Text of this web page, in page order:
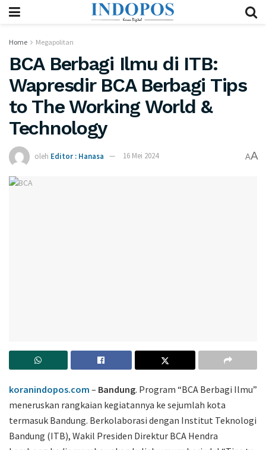
Home Megapolitan
BCA Berbagi Ilmu di ITB:
Wapresdir BCA Berbagi Tips
to The Working World &
Technology
oleh Editor : Hanasa 16 Mei 2024 AA
koranindopos.com – Bandung. Program “BCA Berbagi Ilmu”
meneruskan rangkaian kegiatannya ke sejumlah kota
termasuk Bandung. Berkolaborasi dengan Institut Teknologi
Bandung (ITB), Wakil Presiden Direktur BCA Hendra